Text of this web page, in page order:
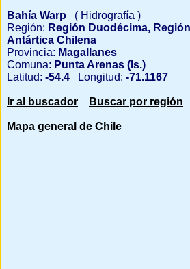
Bahía Warp
( Hidrografía )
Región: Región Duodécima,
Antártica Chilena
Provincia: Magallanes
Comuna: Punta Arenas (Is.)
Latitud: -54.4 Longitud: -71.1167
Ir al buscador Buscar por región
Mapa general de Chile